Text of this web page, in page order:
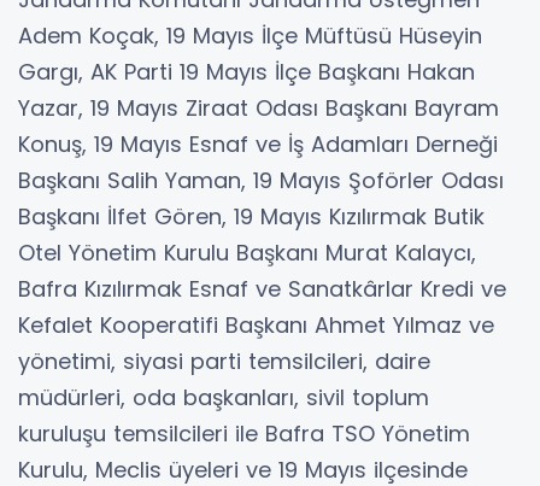
Adem Koçak, 19 Mayıs İlçe Müftüsü Hüseyin
Gargı, AK Parti 19 Mayıs İlçe Başkanı Hakan
Yazar, 19 Mayıs Ziraat Odası Başkanı Bayram
Konuş, 19 Mayıs Esnaf ve İş Adamları Derneği
Başkanı Salih Yaman, 19 Mayıs Şoförler Odası
Başkanı İlfet Gören, 19 Mayıs Kızılırmak Butik
Otel Yönetim Kurulu Başkanı Murat Kalaycı,
Bafra Kızılırmak Esnaf ve Sanatkârlar Kredi ve
Kefalet Kooperatifi Başkanı Ahmet Yılmaz ve
yönetimi, siyasi parti temsilcileri, daire
müdürleri, oda başkanları, sivil toplum
kuruluşu temsilcileri ile Bafra TSO Yönetim
Kurulu, Meclis üyeleri ve 19 Mayıs ilçesinde